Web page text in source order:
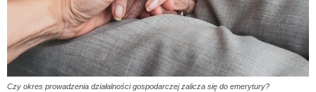
Czy okres prowadzenia działalności gospodarczej zalicza się do emerytury?